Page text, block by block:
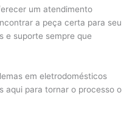
um atendimento
a peça certa para seu
e suporte sempre que
em eletrodomésticos
aqui para tornar o processo o